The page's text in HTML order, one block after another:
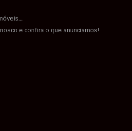
e confira o que anunciamos!